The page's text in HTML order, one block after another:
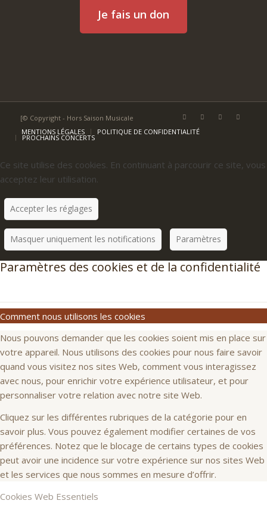
Je fais un don
[© Copyright - Hors Saison Musicale
MENTIONS LÉGALES
POLITIQUE DE CONFIDENTIALITÉ
PROCHAINS CONCERTS
Ce site utilise des cookies. En continuant à parcourir ce site, vous
acceptez leur utilisation.
Accepter les réglages
Masquer uniquement les notifications Paramètres
Paramètres des cookies et de la confidentialité
Comment nous utilisons les cookies
Nous pouvons demander que les cookies soient mis en place sur
votre appareil. Nous utilisons des cookies pour nous faire savoir
quand vous visitez nos sites Web, comment vous interagissez
avec nous, pour enrichir votre expérience utilisateur, et pour
personnaliser votre relation avec notre site Web.
Cliquez sur les différentes rubriques de la catégorie pour en
savoir plus. Vous pouvez également modifier certaines de vos
préférences. Notez que le blocage de certains types de cookies
peut avoir une incidence sur votre expérience sur nos sites Web
et les services que nous sommes en mesure d’offrir.
Cookies Web Essentiels